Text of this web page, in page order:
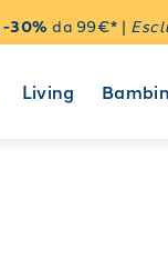
-30% da 99€* |
Living